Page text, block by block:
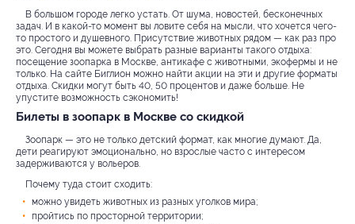
В большом городе легко устать. От шума, новостей, бесконечных
задач. И в какой-то момент вы ловите себя на мысли, что хочется чего-
то простого и душевного. Присутствие животных рядом — как раз про
это. Сегодня вы можете выбрать разные варианты такого отдыха:
посещение зоопарка в Москве, антикафе с животными, экофермы и не
только. На сайте Биглион можно найти акции на эти и другие форматы
отдыха. Скидки могут быть 40, 50 процентов и даже больше. Не
упустите возможность сэкономить!
Билеты в зоопарк в Москве со скидкой
Зоопарк — это не только детский формат, как многие думают. Да,
дети реагируют эмоционально, но взрослые часто с интересом
задерживаются у вольеров.
Почему туда стоит сходить:
можно увидеть животных из разных уголков мира;
пройтись по просторной территории;